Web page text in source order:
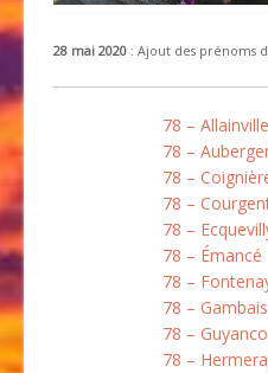
28 mai 2020 : Ajout des prénoms
78 –
78 –
78 –
78 –
78 –
78 – Émancé
78 –
78 – Gambais
78 –
78 –